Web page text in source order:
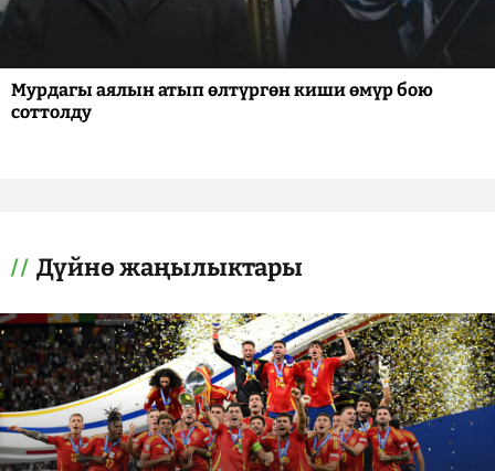
Мурдагы аялын атып өлтүргөн киши өмүр бою
соттолду
Дүйнө жаңылыктары